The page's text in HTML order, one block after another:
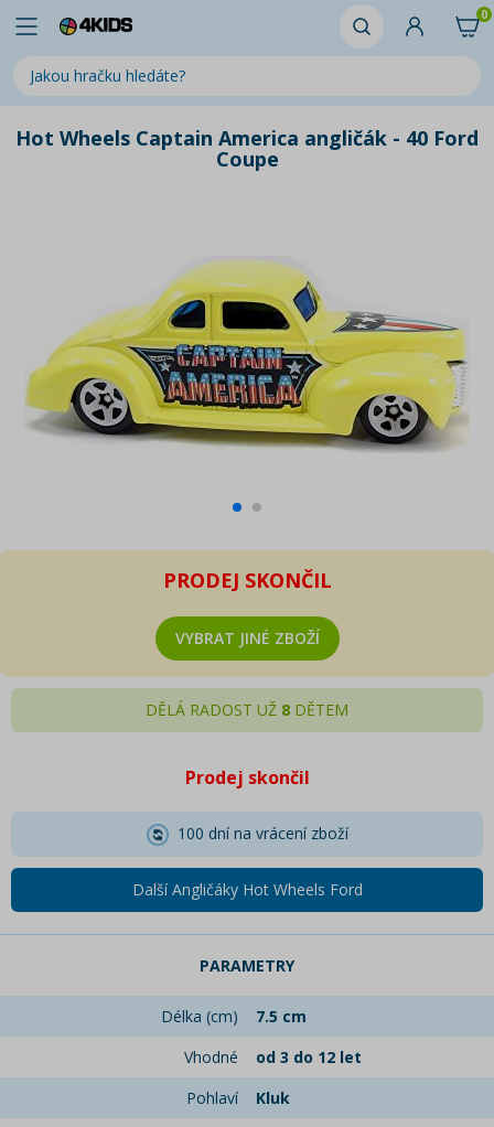
0
Hot Wheels Captain America angličák - 40 Ford
Coupe
PRODEJ SKONČIL
VYBRAT JINÉ ZBOŽÍ
DĚLÁ RADOST UŽ 8 DĚTEM
Prodej skončil
100 dní na vrácení zboží
Další Angličáky Hot Wheels Ford
PARAMETRY
Délka (cm)
7.5 cm
Vhodné
od 3 do 12 let
Pohlaví
Kluk